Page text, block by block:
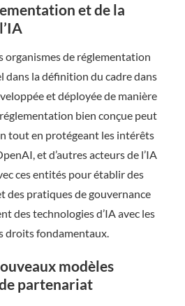
et de la
organismes de réglementation
dans la définition du cadre dans
et déployée de manière
bien conçue peut
tout en protégeant les intérêts
et d’autres acteurs de l’IA
ces entités pour établir des
des pratiques de gouvernance
des technologies d’IA avec les
droits fondamentaux.
modèles
partenariat